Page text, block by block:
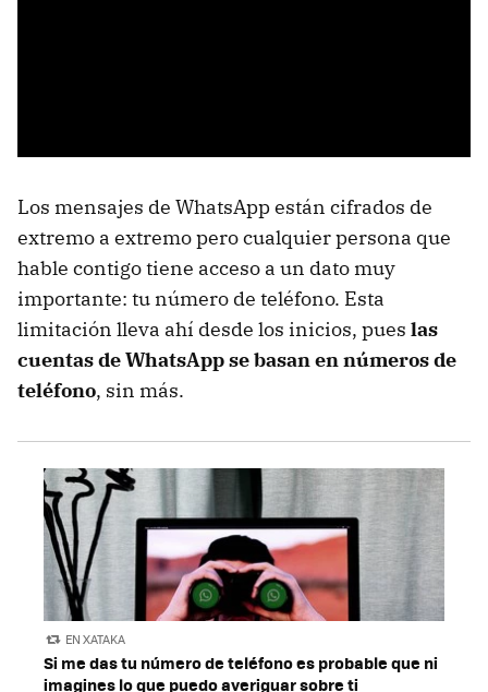
Los mensajes de WhatsApp están cifrados de
extremo a extremo pero cualquier persona que
hable contigo tiene acceso a un dato muy
importante: tu número de teléfono. Esta
limitación lleva ahí desde los inicios, pues las
cuentas de WhatsApp se basan en números de
teléfono, sin más.
EN XATAKA
Si me das tu número de teléfono es probable que ni
imagines lo que puedo averiguar sobre ti